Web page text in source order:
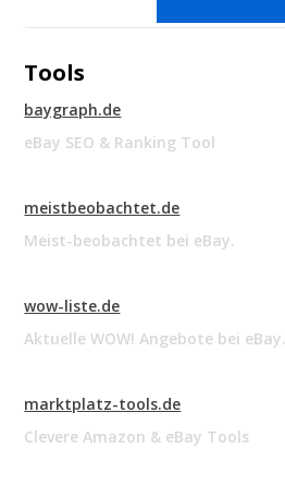
Tools
baygraph.de
eBay SEO & Ranking Tool
meistbeobachtet.de
Meist-beobachtet bei eBay.
wow-liste.de
Aktuelle WOW! Angebote bei eBay.
marktplatz-tools.de
Clevere Amazon & eBay Tools